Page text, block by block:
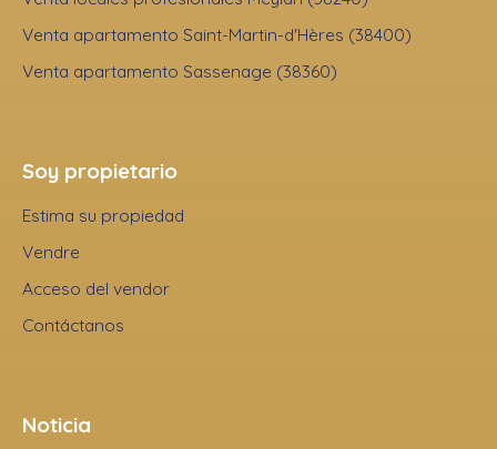
Venta apartamento Saint-Martin-d'Hères (38400)
Venta apartamento Sassenage (38360)
Soy propietario
Estima su propiedad
Vendre
Acceso del vendor
Contáctanos
Noticia